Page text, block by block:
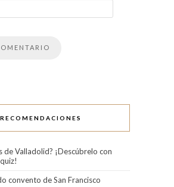
RECOMENDACIONES
de Valladolid? ¡Descúbrelo con
convento de San Francisco